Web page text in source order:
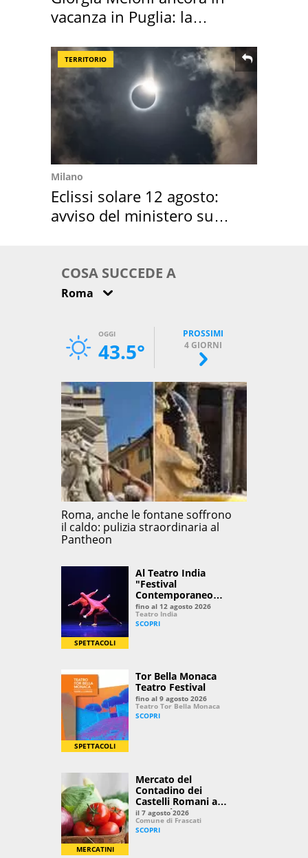
vacanza in Puglia: la
TERRITORIO
Milano
Eclissi solare 12 agosto:
avviso del ministero su